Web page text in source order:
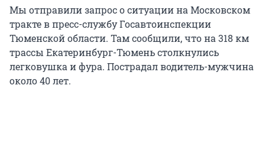
Мы отправили запрос о ситуации на Московском
тракте в пресс-службу Госавтоинспекции
Тюменской области. Там сообщили, что на 318 км
трассы Екатеринбург-Тюмень столкнулись
легковушка и фура. Пострадал водитель-мужчина
около 40 лет.